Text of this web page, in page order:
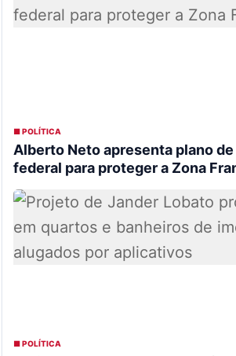
■ POLÍTICA
Alberto Neto apresenta plano
federal para proteger a Zona
■ POLÍTICA